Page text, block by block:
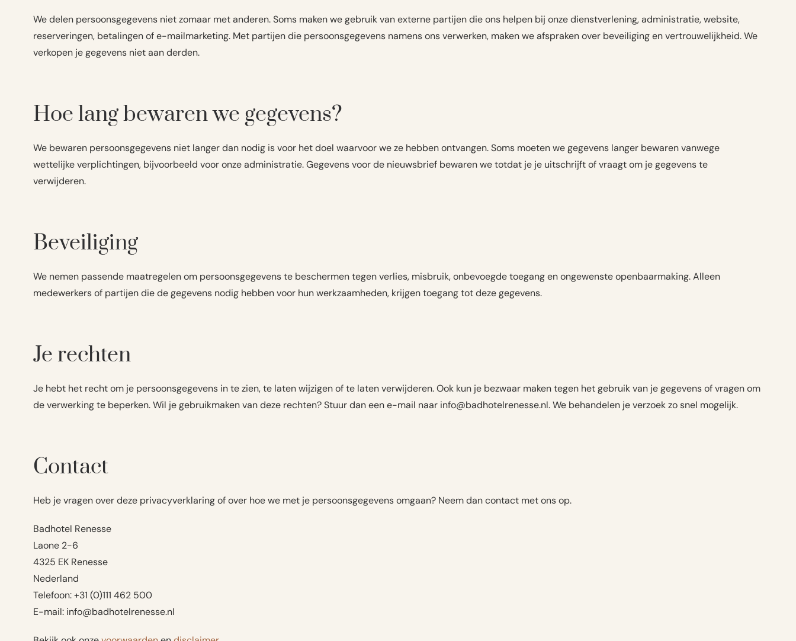
We delen persoonsgegevens niet zomaar met anderen. Soms maken we gebruik van externe partijen die ons helpen bij onze dienstverlening, administratie, website,
reserveringen, betalingen of e-mailmarketing. Met partijen die persoonsgegevens namens ons verwerken, maken we afspraken over beveiliging en vertrouwelijkheid. We
verkopen je gegevens niet aan derden.
Hoe lang bewaren we gegevens?
We bewaren persoonsgegevens niet langer dan nodig is voor het doel waarvoor we ze hebben ontvangen. Soms moeten we gegevens langer bewaren vanwege
wettelijke verplichtingen, bijvoorbeeld voor onze administratie. Gegevens voor de nieuwsbrief bewaren we totdat je je uitschrijft of vraagt om je gegevens te
verwijderen.
Beveiliging
We nemen passende maatregelen om persoonsgegevens te beschermen tegen verlies, misbruik, onbevoegde toegang en ongewenste openbaarmaking. Alleen
medewerkers of partijen die de gegevens nodig hebben voor hun werkzaamheden, krijgen toegang tot deze gegevens.
Je rechten
Je hebt het recht om je persoonsgegevens in te zien, te laten wijzigen of te laten verwijderen. Ook kun je bezwaar maken tegen het gebruik van je gegevens of vragen om
de verwerking te beperken. Wil je gebruikmaken van deze rechten? Stuur dan een e-mail naar info@badhotelrenesse.nl. We behandelen je verzoek zo snel mogelijk.
Contact
Heb je vragen over deze privacyverklaring of over hoe we met je persoonsgegevens omgaan? Neem dan contact met ons op.
Badhotel Renesse
Laone 2-6
4325 EK Renesse
Nederland
Telefoon: +31 (0)111 462 500
E-mail: info@badhotelrenesse.nl